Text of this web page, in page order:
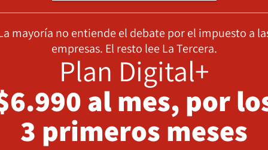
mayoría no entiende el debate por el impuesto a
empresas. El resto lee La Tercera.
Plan Digital+
al mes, por
3 primeros meses